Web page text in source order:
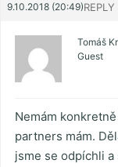
9.10.2018 (20:49)REPLY
Tomáš
Guest
Nemám
partners mám.
jsme se odpíchli